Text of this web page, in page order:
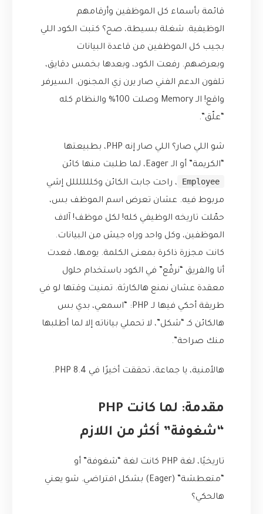
قائمة بأسماء كل الموظفين وأرقامهم
الوظيفية. شغلة بسيطة، صح؟ كتبت الكود اللي
بجيب كل الموظفين من قاعدة البيانات
وبعرضهم. رفعت الكود، وبعدها بخمس دقايق،
تلفون الدعم الفني صار يرن زي المجنون. السيرفر
واقع! الـ Memory وصلت 100% والنظام كله
“علّق”.
شو اللي صار؟ اللي صار إنه PHP، بطبيعتها
“الكريمة” أو الـ Eager، لما طلبت منها كائن
Employee
، راحت جابت الكائن وكللللللل إشي
مربوط فيه. عشان تعرض اسم الموظف بس،
حمّلت تاريخه الوظيفي كله! لكل موظف! آلاف
الموظفين، وكل واحد وراه جيش من البيانات.
كانت مجزرة ذاكرة بمعنى الكلمة. يومها، قعدت
أنا والفريق “نرقّع” في الكود باستخدام حلول
معقدة عشان نمنع هالكارثة. تمنيت وقتها لو في
طريقة أحكي فيها لـ PHP: “اسمعي، بدي بس
هالكائن كـ “شكل”، لا تحملي بياناته إلا لما أطلبها
منك صراحة”.
هالأمنية، يا جماعة، تحققت أخيرًا في PHP 8.4.
مقدمة: لما كانت PHP
“شغوفة” أكثر من اللازم
تاريخيًا، لغة PHP كانت لغة “شغوفة” أو
“متعطشة” (Eager) بشكل افتراضي. شو يعني
هالحكي؟